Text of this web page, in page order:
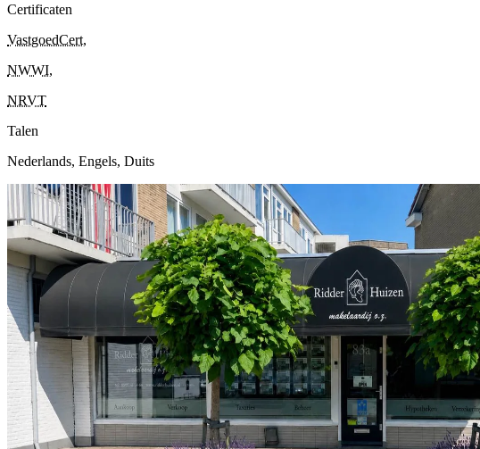
Certificaten
VastgoedCert,
NWWI,
NRVT
Talen
Nederlands, Engels, Duits